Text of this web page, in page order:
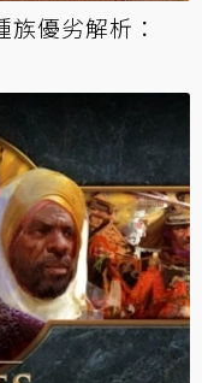
族優劣解析：